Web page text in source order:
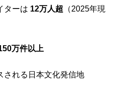
ターは 12万人超 （2025年現
万件以上
される日本文化発信地